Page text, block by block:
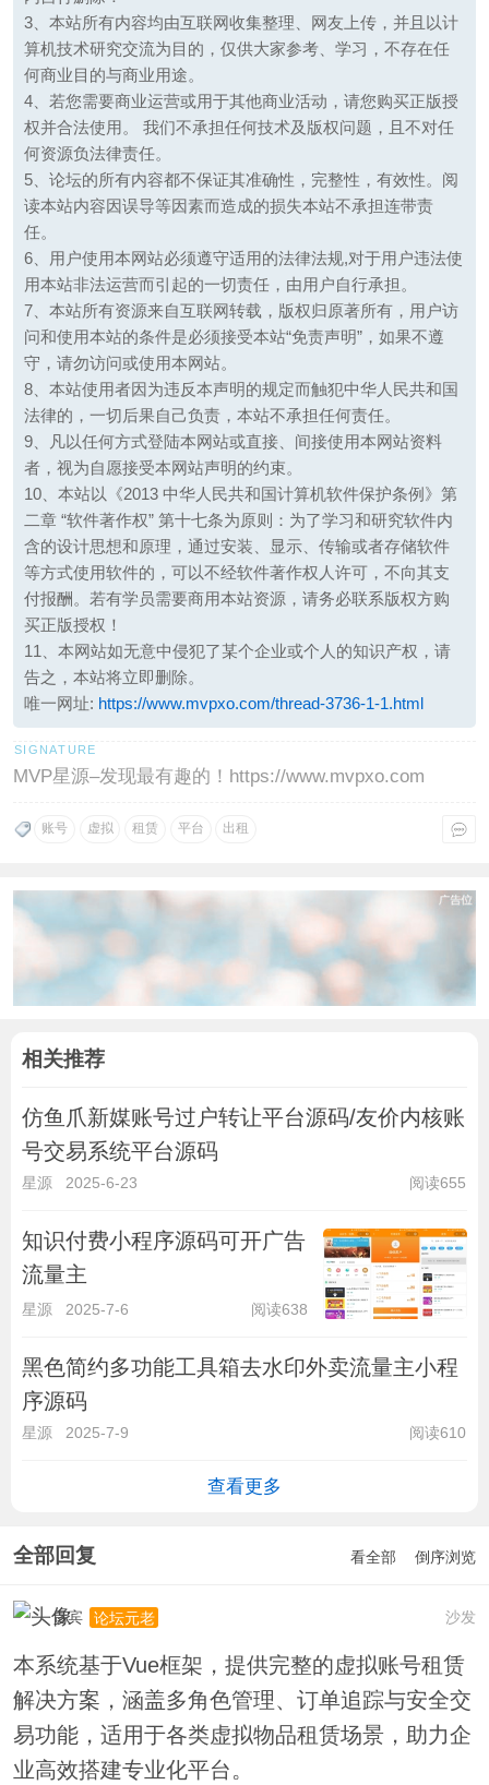
3、本站所有内容均由互联网收集整理、网友上传，并且以计
算机技术研究交流为目的，仅供大家参考、学习，不存在任
何商业目的与商业用途。
4、若您需要商业运营或用于其他商业活动，请您购买正版授
权并合法使用。 我们不承担任何技术及版权问题，且不对任
何资源负法律责任。
5、论坛的所有内容都不保证其准确性，完整性，有效性。阅
读本站内容因误导等因素而造成的损失本站不承担连带责
任。
6、用户使用本网站必须遵守适用的法律法规,对于用户违法使
用本站非法运营而引起的一切责任，由用户自行承担。
7、本站所有资源来自互联网转载，版权归原著所有，用户访
问和使用本站的条件是必须接受本站“免责声明”，如果不遵
守，请勿访问或使用本网站。
8、本站使用者因为违反本声明的规定而触犯中华人民共和国
法律的，一切后果自己负责，本站不承担任何责任。
9、凡以任何方式登陆本网站或直接、间接使用本网站资料
者，视为自愿接受本网站声明的约束。
10、本站以《2013 中华人民共和国计算机软件保护条例》第
二章 “软件著作权” 第十七条为原则：为了学习和研究软件内
含的设计思想和原理，通过安装、显示、传输或者存储软件
等方式使用软件的，可以不经软件著作权人许可，不向其支
付报酬。若有学员需要商用本站资源，请务必联系版权方购
买正版授权！
11、本网站如无意中侵犯了某个企业或个人的知识产权，请
告之，本站将立即删除。
唯一网址: https://www.mvpxo.com/thread-3736-1-1.html
MVP星源–发现最有趣的！https://www.mvpxo.com
账号 虚拟 租赁 平台 出租
相关推荐
仿鱼爪新媒账号过户转让平台源码/友价内核账
号交易系统平台源码
星源 2025-6-23 阅读655
知识付费小程序源码可开广告
流量主
星源 2025-7-6 阅读638
黑色简约多功能工具箱去水印外卖流量主小程
序源码
星源 2025-7-9 阅读610
查看更多
全部回复 看全部 倒序浏览
沙发
贵宾 论坛元老
本系统基于Vue框架，提供完整的虚拟账号租赁
解决方案，涵盖多角色管理、订单追踪与安全交
易功能，适用于各类虚拟物品租赁场景，助力企
业高效搭建专业化平台。